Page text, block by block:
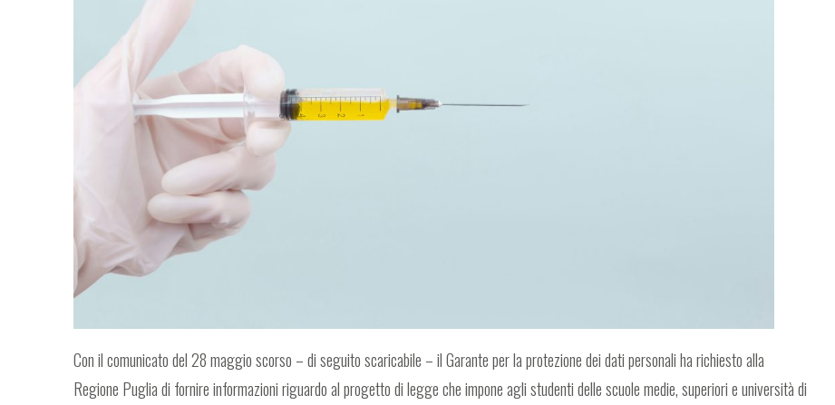
Con il comunicato del 28 maggio scorso – di seguito scaricabile – il Garante per la protezione dei dati personali ha richiesto alla
Regione Puglia di fornire informazioni riguardo al progetto di legge che impone agli studenti delle scuole medie, superiori e università di